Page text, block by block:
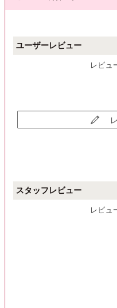
ユーザーレビュー
レビュ
スタッフレビュー
レビュ